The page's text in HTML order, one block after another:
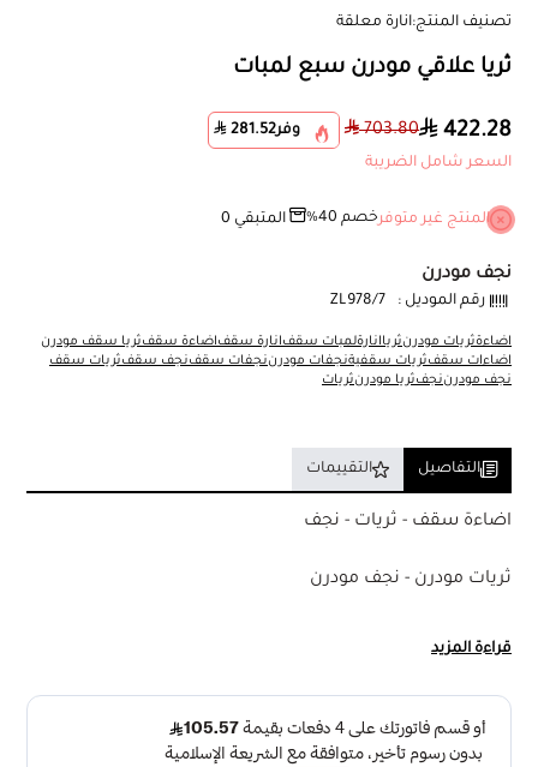
تصنيف المنتج:انارة معلقة
ثريا علاقي مودرن سبع لمبات
422.28
703.80 وفر281.52
السعر شامل الضريبة
المنتج غير متوفر خصم 40% المتبقي 0
نجف مودرن
رقم الموديل : ZL978/7
اضاءةثريات مودرنثرياانارةلمبات سقفانارة سقفاضاءة سقفثريا سقف مودرن
اضاءات سقفثريات سقفيةنجفات مودرننجفات سقفنجف سقفثريات سقف
نجف مودرننجفثريا مودرنثريات
التفاصيل التقييمات
اضاءة سقف - ثريات - نجف
ثريات مودرن - نجف مودرن
ثريا مودرن بتصميم انيق علاقي ب 7 لمبات
المقاس : ثريا علاقي مودرن تاتى ب 7 لمبات
نوع الانارة : تقبل اللمبات من نوع E27 " سن عريض "
لون الانارة : تقبل لمبات اضاءة بيضاء و لمبات اضاءة صفراء
قراءة المزيد